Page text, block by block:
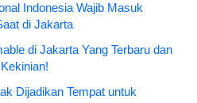
Indonesia Wajib Masuk
di Jakarta
di Jakarta Yang Terbaru dan
Dijadikan Tempat untuk